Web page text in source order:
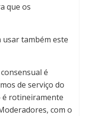
que os
também este
é
de serviço do
é rotineiramente
com o